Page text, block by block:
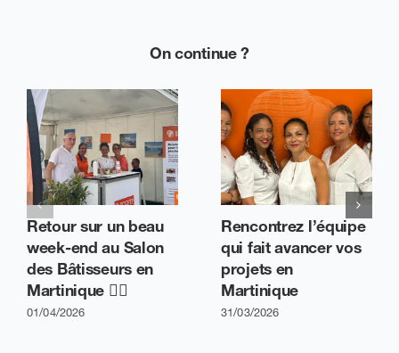
On continue ?
Retour sur un beau
week-end au Salon
des Bâtisseurs en
Martinique 👷‍♂️
01/04/2026
Rencontrez l’équipe
qui fait avancer vos
projets en
Martinique
31/03/2026